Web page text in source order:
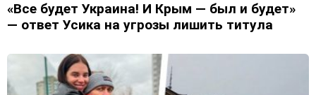
«Все будет Украина! И Крым — был и будет»
— ответ Усика на угрозы лишить титула